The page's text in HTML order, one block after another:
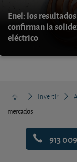
Enel: los
confirman la
eléctrico
Invertir
mercados
913